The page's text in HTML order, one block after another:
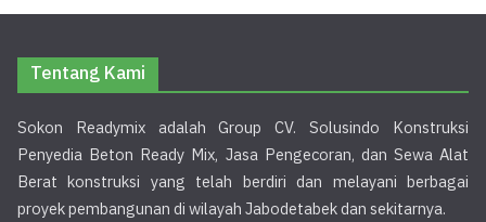
Tentang Kami
Sokon Readymix adalah Group CV. Solusindo Konstruksi
Penyedia Beton Ready Mix, Jasa Pengecoran, dan Sewa Alat
Berat konstruksi yang telah berdiri dan melayani berbagai
proyek pembangunan di wilayah Jabodetabek dan sekitarnya.